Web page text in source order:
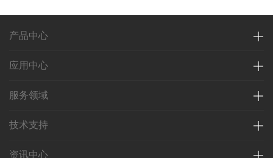
产品中心
应用中心
服务领域
技术支持
资讯中心